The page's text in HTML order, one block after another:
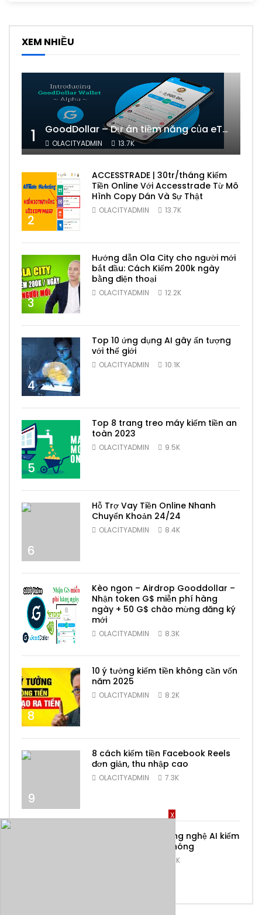
XEM NHIỀU
1 GoodDollar – Dự án tiềm năng của eToro có phải lừa đảo hay không?
OLACITYADMIN 13.7K
2
ACCESSTRADE | 30tr/tháng Kiếm
Tiền Online Với Accesstrade Từ Mô
Hình Copy Dán Và Sự Thật
OLACITYADMIN 13.7K
3
Hướng dẫn Ola City cho người mới
bắt đầu: Cách Kiếm 200k ngày
bằng điện thoại
OLACITYADMIN 12.2K
4
Top 10 ứng dụng AI gây ấn tượng
với thế giới
OLACITYADMIN 10.1K
5
Top 8 trang treo máy kiếm tiền an
toàn 2023
OLACITYADMIN 9.5K
6
Hỗ Trợ Vay Tiền Online Nhanh
Chuyển Khoản 24/24
OLACITYADMIN 8.4K
7
Kèo ngon – Airdrop Gooddollar –
Nhận token G$ miễn phí hàng
ngày + 50 G$ chào mừng đăng ký
mới
OLACITYADMIN 8.3K
8
10 ý tưởng kiếm tiền không cần vốn
năm 2025
OLACITYADMIN 8.2K
9
8 cách kiếm tiền Facebook Reels
đơn giản, thu nhập cao
OLACITYADMIN 7.3K
Top 6 ứng dụng công nghệ AI kiếm
tiền online nhanh chóng
6.9K
X